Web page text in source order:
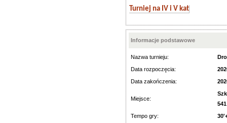
Turniej na IV i V kat
Informacje podstawowe
Nazwa turnieju:
Data rozpoczęcia:
Data zakończenia:
Miejsce:
Tempo gry: